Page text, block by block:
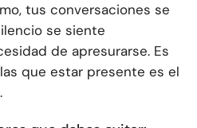
tus conversaciones se
se siente
de apresurarse. Es
que estar presente es el